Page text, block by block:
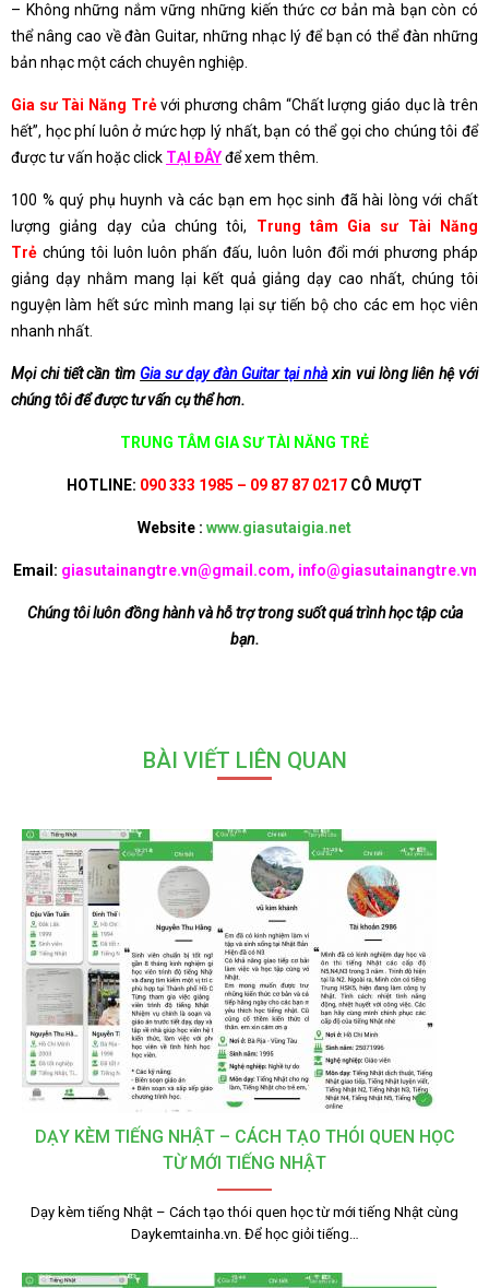
– Không những nắm vững những kiến thức cơ bản mà bạn còn có
thể nâng cao về đàn Guitar, những nhạc lý để bạn có thể đàn những
bản nhạc một cách chuyên nghiệp.
Gia sư Tài Năng Trẻvới phương châm “Chất lượng giáo dục là trên
hết”, học phí luôn ở mức hợp lý nhất, bạn có thể gọi cho chúng tôi để
được tư vấn hoặc click TẠI ĐÂYđể xem thêm.
100 % quý phụ huynh và các bạn em học sinh đã hài lòng với chất
lượng giảng dạy của chúng tôi, Trung tâm Gia sư Tài Năng
Trẻ chúng tôi luôn luôn phấn đấu, luôn luôn đổi mới phương pháp
giảng dạy nhằm mang lại kết quả giảng dạy cao nhất, chúng tôi
nguyện làm hết sức mình mang lại sự tiến bộ cho các em học viên
nhanh nhất.
Mọi chi tiết cần tìm Gia sư dạy đàn Guitar tại nhà xin vui lòng liên hệ với
chúng tôi để được tư vấn cụ thể hơn.
TRUNG TÂM GIA SƯ TÀI NĂNG TRẺ
HOTLINE: 090 333 1985 – 09 87 87 0217 CÔ MƯỢT
Website : www.giasutaigia.net
Email: giasutainangtre.vn@gmail.com, info@giasutainangtre.vn
Chúng tôi luôn đồng hành và hỗ trợ trong suốt quá trình học tập của
bạn.
BÀI VIẾT LIÊN QUAN
DẠY KÈM TIẾNG NHẬT – CÁCH TẠO THÓI QUEN HỌC
TỪ MỚI TIẾNG NHẬT
Dạy kèm tiếng Nhật – Cách tạo thói quen học từ mới tiếng Nhật cùng
Daykemtainha.vn. Để học giỏi tiếng…